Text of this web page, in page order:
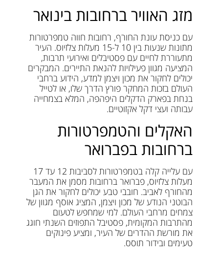
מזג האוויר ברחובות בינואר
עם כניסת עונת החורף, רחובות חווה טמפרטורות
מתונות שנעות בין 10 ל-15 מעלות צלזיוס. העיר
מתעוררת לחיים עם פסטיבלים ואירועי תרבות,
המציעה מגוון פעילויות להנאת התיירים. המבקרים
יכולים לחקור את מכון ויצמן למדע, הידוע ברחבי
העולם בזכות המחקר פורץ הדרך שלו, או לטייל
בנחת בפארק הדקלים היפהפה, המלא בצמחייה
עבותה ועצי דקל אקזוטיים.
האקלים והטמפרטורות
ברחובות בפברואר
עם עלייה קלה בטמפרטורות לסביבות 12 עד 17
מעלות צלזיוס, פברואר ברחובות מסמן את המעבר
מהחורף לאביב. חובבי טבע יכולים לחקור את הגן
הבוטני הנודע של מכון ויצמן, המציג אוסף מגוון של
צמחים מרחבי העולם. למי שמחפש לטעום
מהתרבות המקומית, פסטיבל התפוזים השנתי חוגג
את מורשת ההדרים של העיר, ומציע פינוקים
טעימים ובידור תוסס.